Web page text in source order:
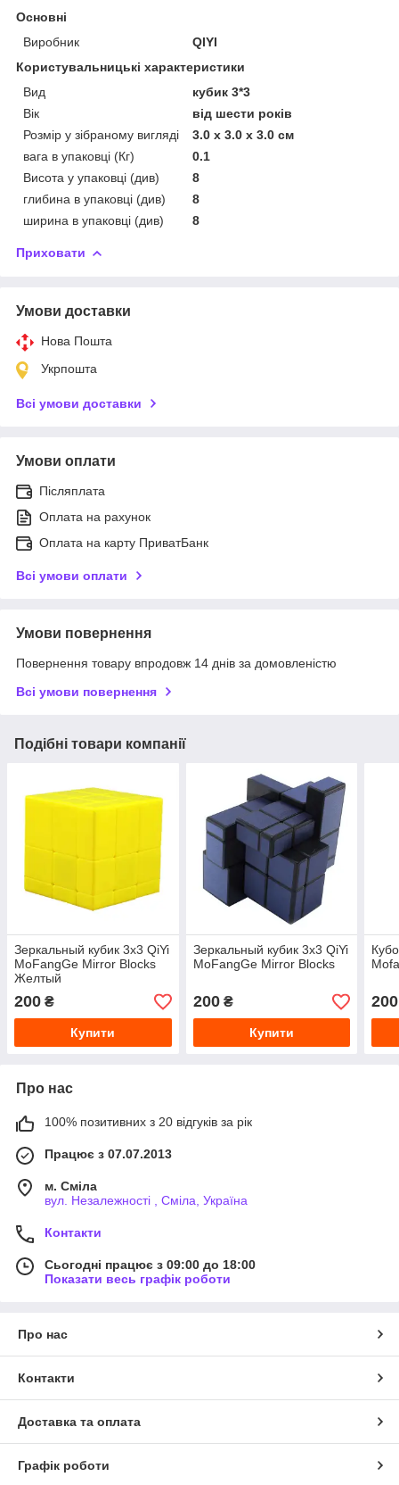
Основні
Виробник
QIYI
Користувальницькі характеристики
Вид
кубик 3*3
Вік
від шести років
Розмір у зібраному вигляді
3.0 x 3.0 x 3.0 см
вага в упаковці (Кг)
0.1
Висота у упаковці (див)
8
глибина в упаковці (див)
8
ширина в упаковці (див)
8
Приховати
Умови доставки
Нова Пошта
Укрпошта
Всі умови доставки
Умови оплати
Післяплата
Оплата на рахунок
Оплата на карту ПриватБанк
Всі умови оплати
Умови повернення
Повернення товару впродовж 14 днів за домовленістю
Всі умови повернення
Подібні товари компанії
Зеркальный кубик 3х3 QiYi
MoFangGe Mirror Blocks
Желтый
200 ₴
Купити
Зеркальный кубик 3х3 QiYi
MoFangGe Mirror Blocks
200₴
Купити
200
Про нас
100% позитивних з 20 відгуків за рік
Працює з 07.07.2013
м. Сміла
вул. Незалежності , Сміла, Україна
Контакти
Сьогодні працює з 09:00 до 18:00
Показати весь графік роботи
Про нас
Контакти
Доставка та оплата
Графік роботи